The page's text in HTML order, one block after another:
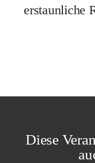
erstaunliche
Diese